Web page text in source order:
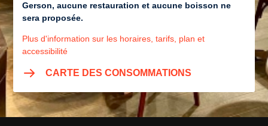
Gerson, aucune restauration et aucune boisson ne
sera proposée.
Plus d'information sur les horaires, tarifs, plan et
accessibilité
CARTE DES CONSOMMATIONS